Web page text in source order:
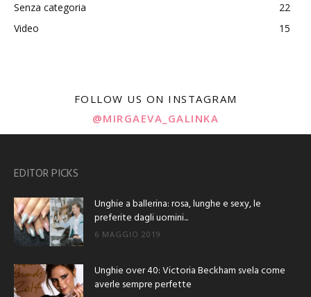
Senza categoria
22
Video
15
FOLLOW US ON INSTAGRAM
@MIRGAEVA_GALINKA
EDITOR PICKS
Unghie a ballerina: rosa, lunghe e sexy, le
preferite dagli uomini...
6 MAGGIO 2019
Unghie over 40: Victoria Beckham svela come
averle sempre perfette